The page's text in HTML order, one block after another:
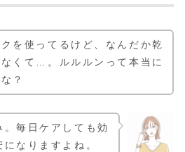
を使ってるけど、なんだか乾
くて…。ルルルンって本当に
？
毎日ケアしても効
になりますよね。